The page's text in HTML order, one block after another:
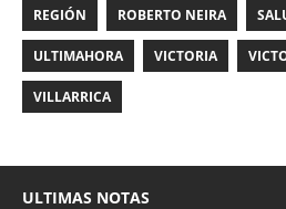
REGIÓN ROBERTO NEIRA
ULTIMAHORA VICTORIA
VILLARRICA
ULTIMAS NOTAS